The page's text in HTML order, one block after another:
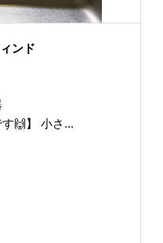
ンド
🙌】 小さ...